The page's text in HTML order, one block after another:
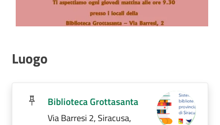
Luogo
Biblioteca Grottasanta
Via Barresi 2, Siracusa,